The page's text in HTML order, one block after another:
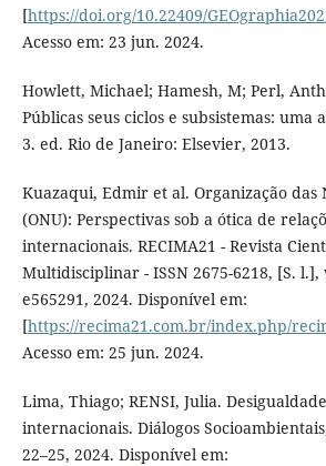
[https://doi.org/10.22409/
Acesso em: 23 jun. 2024.
Howlett, Michael; Hamesh, M; Perl,
Públicas seus ciclos e subsistemas:
3. ed. Rio de Janeiro: Elsevier, 2013.
Kuazaqui, Edmir et al. Organização das
(ONU): Perspectivas sob a ótica de
internacionais. RECIMA21 - Revista
Multidisciplinar - ISSN 2675-6218, [S. l.],
e565291, 2024. Disponível em:
[https://recima21.com.br/index.php/
Acesso em: 25 jun. 2024.
Lima, Thiago; RENSI, Julia.
internacionais. Diálogos
22–25, 2024. Disponível em: